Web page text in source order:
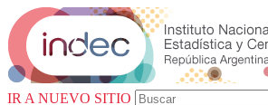
IR A NUEVO SITIO